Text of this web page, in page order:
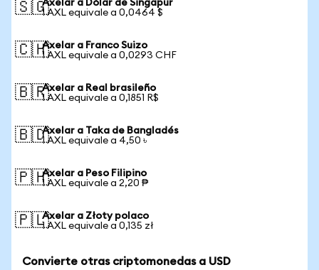
🇸🇬Axelar a Dólar de Singapur
1 AXL equivale a 0,0464 $
🇨🇭Axelar a Franco Suizo
1 AXL equivale a 0,0293 CHF
🇧🇷Axelar a Real brasileño
1 AXL equivale a 0,1851 R$
🇧🇩Axelar a Taka de Bangladés
1 AXL equivale a 4,50 ৳
🇵🇭Axelar a Peso Filipino
1 AXL equivale a 2,20 ₱
🇵🇱Axelar a Złoty polaco
1 AXL equivale a 0,135 zł
Convierte otras criptomonedas a USD